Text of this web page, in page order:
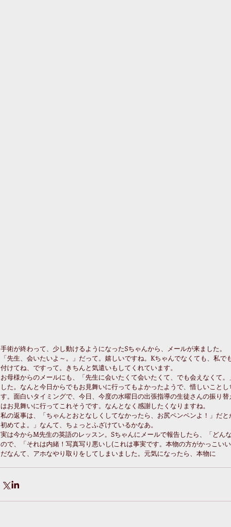
手術が終わって、少し動けるようになったSちゃんから、メールが来ました。
「先生、会いたいよ～。」だって。嬉しいですね。Kちゃんでなくても、私で
付けてね、ですって。きちんと気遣いもしてくれています。
お母様からのメールにも、「先生に会いたくて会いたくて、でも会えなくて
した。なんと今日からでもお見舞いに行ってもよかったようで、惜しいこと
す。面白いタイミングで、今日、今度の水曜日の出張指導の生徒さんの振り
はお見舞いに行ってこれそうです。なんとなく感謝したくなりますね。
私の返事は、「ちゃんとおとなしくしてなかったら、お尻ペンペンよ！」だ
初めてよ。」なんて、ちょっとふざけているかなあ。
実は今からM先生の英語のレッスン。Sちゃんにメールで報告したら、「どん
ので、「それは内緒！写真写り悪いし(これは事実です。本物の方がかっこい
だなんて、アホなやり取りをしてしまいました。元気になったら、本物に